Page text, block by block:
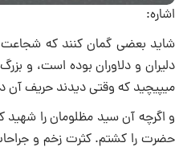
اشاره:
شاید بعضی گمان کنند که
می‎پیچید که وقتی دیدند حریف آن دست و بازو نمی‎شوند از اطراف، پیکر پاکش را هدف سنگ و تیر قرار دادند.
و اگرچه آن سید مظلومان را
حضرت را کشتم. کثرت زخم و